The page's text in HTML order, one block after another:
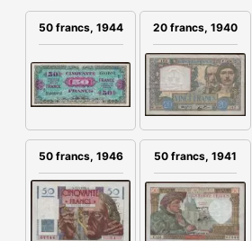
50 francs, 1944 20 francs, 1940
50 francs, 1946 50 francs, 1941